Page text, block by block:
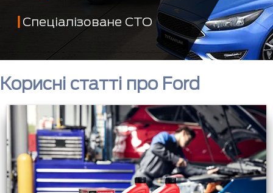
Спеціалізоване СТО
Корисні статті про Ford